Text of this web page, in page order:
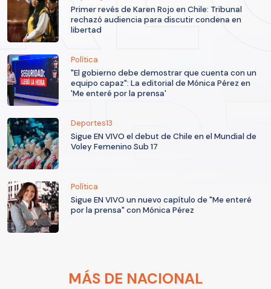
Primer revés de Karen Rojo en Chile: Tribunal
rechazó audiencia para discutir condena en
libertad
Política
"El gobierno debe demostrar que cuenta con un
equipo capaz": La editorial de Mónica Pérez en
'Me enteré por la prensa'
Deportes13
Sigue EN VIVO el debut de Chile en el Mundial de
Voley Femenino Sub 17
Política
Sigue EN VIVO un nuevo capítulo de "Me enteré
por la prensa" con Mónica Pérez
MÁS DE NACIONAL